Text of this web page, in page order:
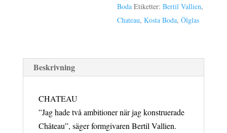
Boda Etiketter:Bertil Vallien,
Chateau,Kosta Boda,Ölglas
Beskrivning
CHATEAU
”Jag hade två ambitioner när jag konstruerade
Château”, säger formgivaren Bertil Vallien.